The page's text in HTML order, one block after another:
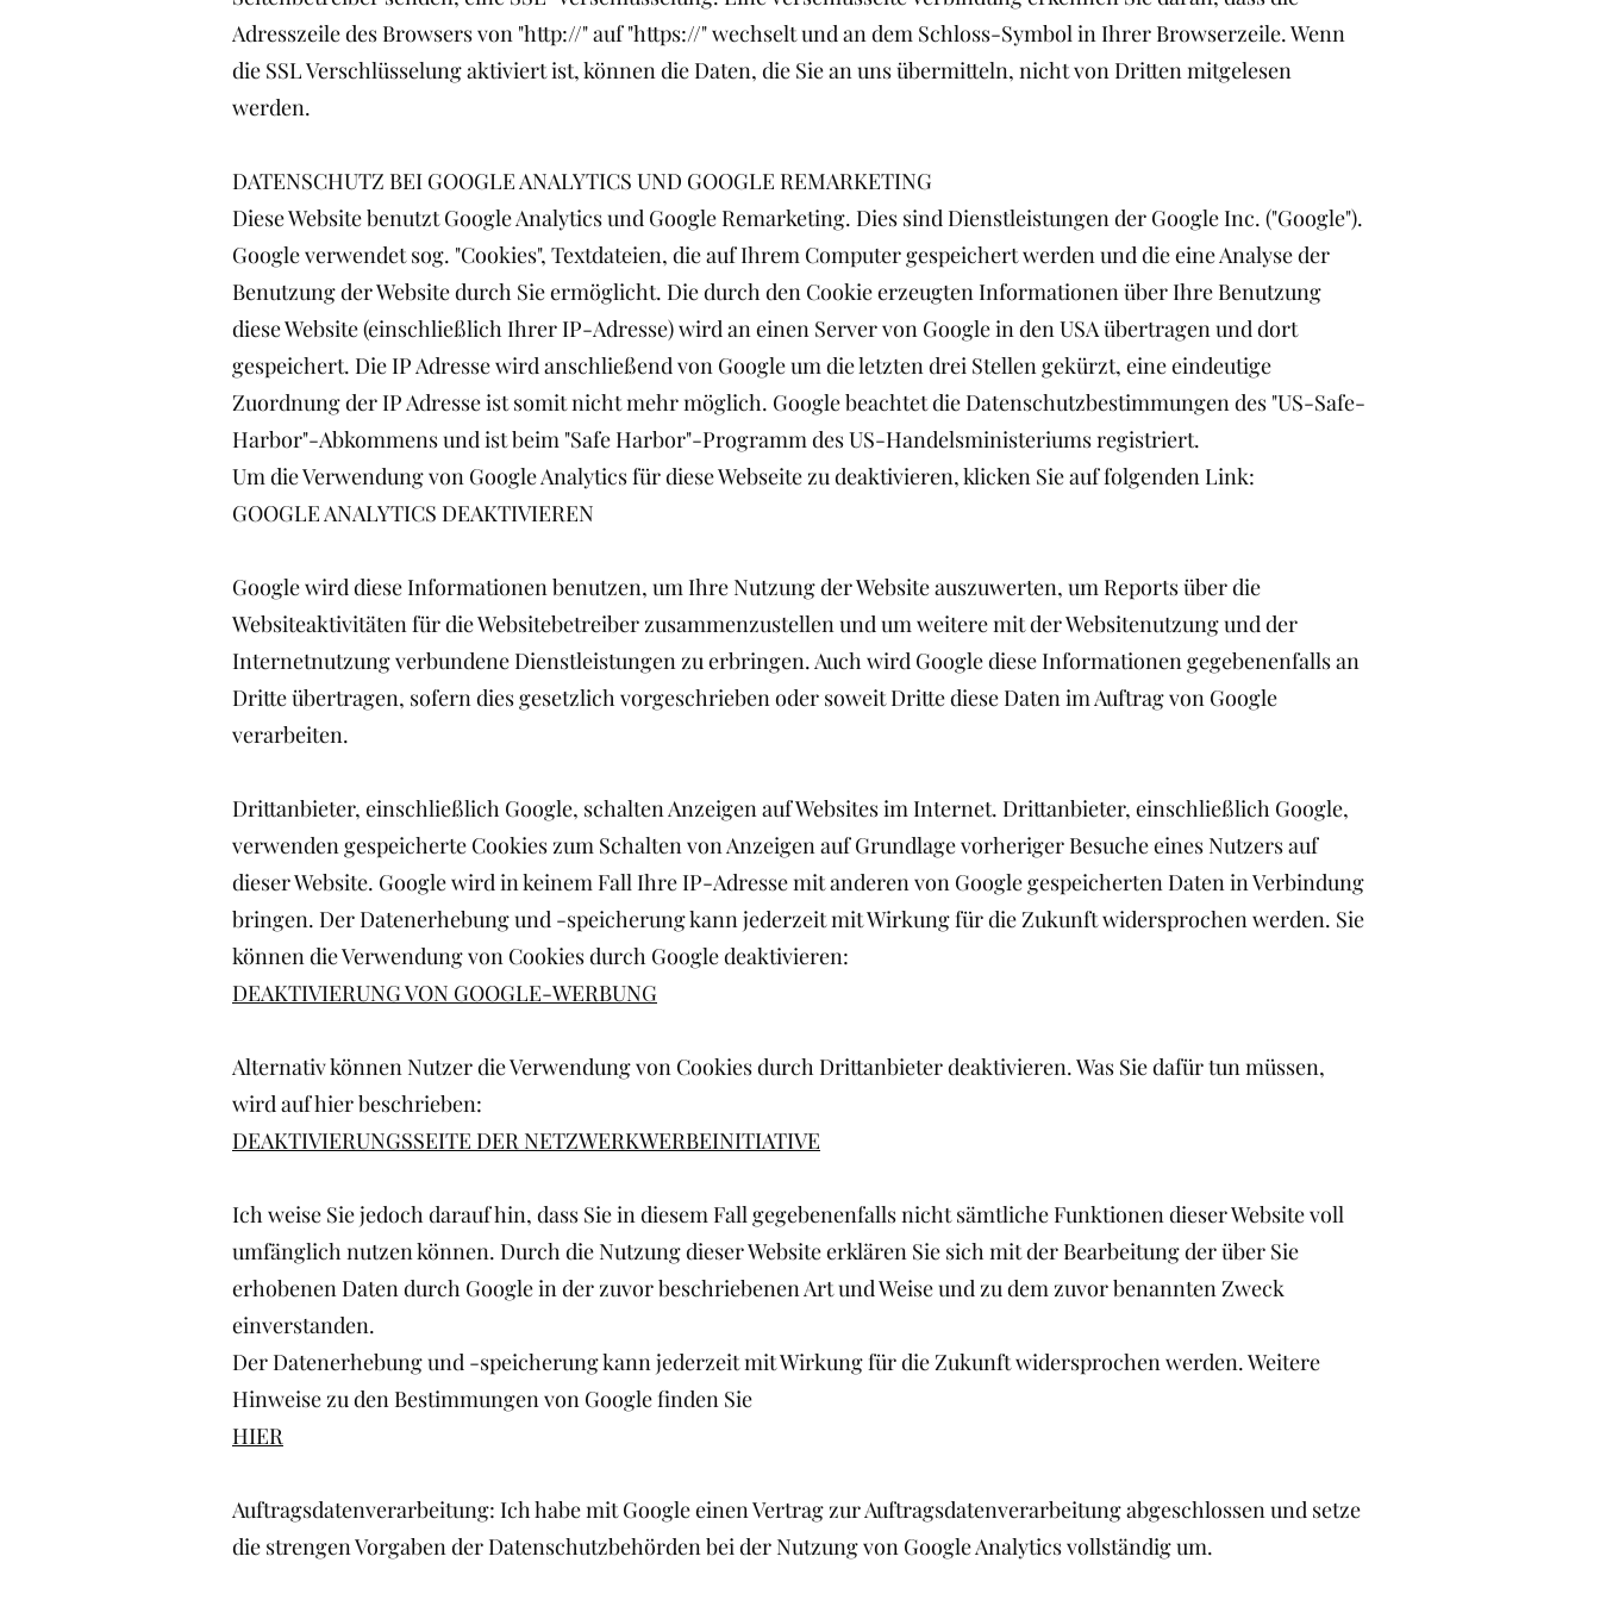
Adresszeile des Browsers von "http://" auf "https://" wechselt und an dem Schloss-Symbol in Ihrer Browserzeile. Wenn
die SSL Verschlüsselung aktiviert ist, können die Daten, die Sie an uns übermitteln, nicht von Dritten mitgelesen
werden.
DATENSCHUTZ BEI GOOGLE ANALYTICS UND GOOGLE REMARKETING
Diese Website benutzt Google Analytics und Google Remarketing. Dies sind Dienstleistungen der Google Inc. ("Google").
Google verwendet sog. "Cookies", Textdateien, die auf Ihrem Computer gespeichert werden und die eine Analyse der
Benutzung der Website durch Sie ermöglicht. Die durch den Cookie erzeugten Informationen über Ihre Benutzung
diese Website (einschließlich Ihrer IP-Adresse) wird an einen Server von Google in den USA übertragen und dort
gespeichert. Die IP Adresse wird anschließend von Google um die letzten drei Stellen gekürzt, eine eindeutige
Zuordnung der IP Adresse ist somit nicht mehr möglich. Google beachtet die Datenschutzbestimmungen des "US-Safe-
Harbor"-Abkommens und ist beim "Safe Harbor"-Programm des US-Handelsministeriums registriert.
Um die Verwendung von Google Analytics für diese Webseite zu deaktivieren, klicken Sie auf folgenden Link:
GOOGLE ANALYTICS DEAKTIVIEREN
Google wird diese Informationen benutzen, um Ihre Nutzung der Website auszuwerten, um Reports über die
Websiteaktivitäten für die Websitebetreiber zusammenzustellen und um weitere mit der Websitenutzung und der
Internetnutzung verbundene Dienstleistungen zu erbringen. Auch wird Google diese Informationen gegebenenfalls an
Dritte übertragen, sofern dies gesetzlich vorgeschrieben oder soweit Dritte diese Daten im Auftrag von Google
verarbeiten.
Drittanbieter, einschließlich Google, schalten Anzeigen auf Websites im Internet. Drittanbieter, einschließlich Google,
verwenden gespeicherte Cookies zum Schalten von Anzeigen auf Grundlage vorheriger Besuche eines Nutzers auf
dieser Website. Google wird in keinem Fall Ihre IP-Adresse mit anderen von Google gespeicherten Daten in Verbindung
bringen. Der Datenerhebung und -speicherung kann jederzeit mit Wirkung für die Zukunft widersprochen werden. Sie
können die Verwendung von Cookies durch Google deaktivieren:
DEAKTIVIERUNG VON GOOGLE-WERBUNG
Alternativ können Nutzer die Verwendung von Cookies durch Drittanbieter deaktivieren. Was Sie dafür tun müssen,
wird auf hier beschrieben:
DEAKTIVIERUNGSSEITE DER NETZWERKWERBEINITIATIVE
Ich weise Sie jedoch darauf hin, dass Sie in diesem Fall gegebenenfalls nicht sämtliche Funktionen dieser Website voll
umfänglich nutzen können. Durch die Nutzung dieser Website erklären Sie sich mit der Bearbeitung der über Sie
erhobenen Daten durch Google in der zuvor beschriebenen Art und Weise und zu dem zuvor benannten Zweck
einverstanden.
Der Datenerhebung und -speicherung kann jederzeit mit Wirkung für die Zukunft widersprochen werden. Weitere
Hinweise zu den Bestimmungen von Google finden Sie
HIER
Auftragsdatenverarbeitung: Ich habe mit Google einen Vertrag zur Auftragsdatenverarbeitung abgeschlossen und setze
die strengen Vorgaben der Datenschutzbehörden bei der Nutzung von Google Analytics vollständig um.